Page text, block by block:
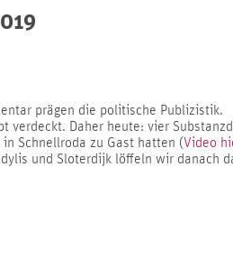
prägen die politische Publizistik.
verdeckt. Daher heute: vier
Schnellroda zu Gast hatten (Video
und Sloterdijk löffeln wir danach